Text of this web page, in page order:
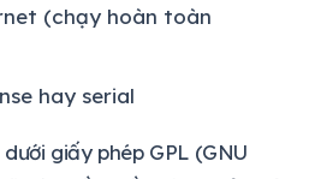
(chạy hoàn toàn
hay serial
giấy phép GPL (GNU